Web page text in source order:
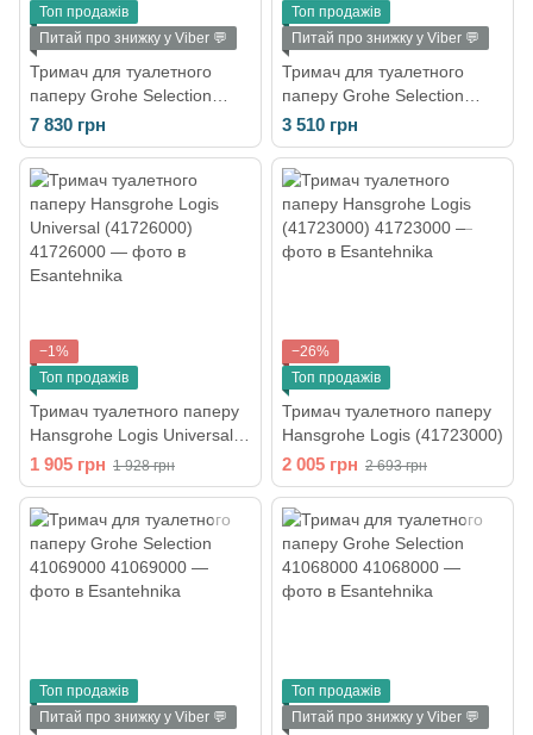
Топ продажів
Питай про знижку у Viber 💬
Тримач для туалетного
паперу Grohe Selection
Cube 40781000
7 830 грн
Топ продажів
Питай про знижку у Viber 💬
Тримач для туалетного
паперу Grohe Selection
Cube 40784000
3 510 грн
−1%
Топ продажів
Тримач туалетного паперу
Hansgrohe Logis Universal
(41726000)
1 905 грн 1 928 грн
−26%
Топ продажів
Тримач туалетного паперу
Hansgrohe Logis (41723000)
2 005 грн 2 693 грн
Топ продажів
Питай про знижку у Viber 💬
Топ продажів
Питай про знижку у Viber 💬